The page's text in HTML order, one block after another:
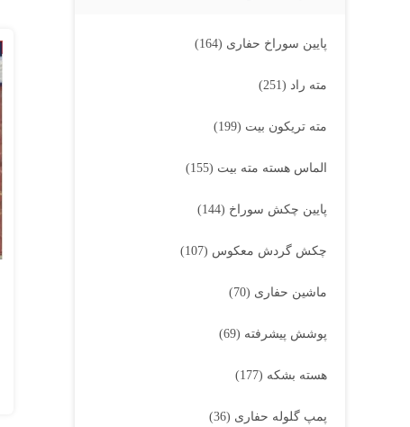
پایین سوراخ حفاری (164)
مته راد (251)
مته تریکون بیت (199)
الماس هسته مته بیت (155)
پایین چکش سوراخ (144)
چکش گردش معکوس (107)
ماشین حفاری (70)
پوشش پیشرفته (69)
هسته بشکه (177)
پمپ گلوله حفاری (36)